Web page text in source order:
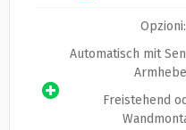
Opzioni:
Automatisch mit
Freistehend